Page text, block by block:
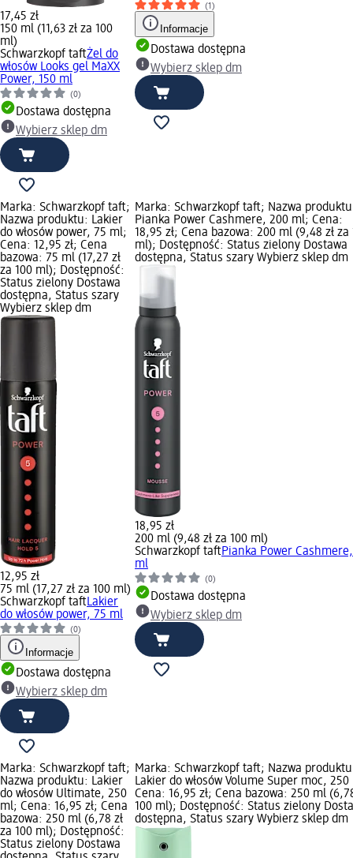
17,45 zł
150 ml (11,63 zł za 100
ml)
Schwarzkopf taftŻel do
włosów Looks gel MaXX
Power, 150 ml
(0)
Dostawa dostępna
Wybierz sklep dm
(1)
Informacje
Dostawa dostępna
Wybierz sklep dm
Marka: Schwarzkopf taft;
Nazwa produktu: Lakier
do włosów power, 75 ml;
Cena: 12,95 zł; Cena
bazowa: 75 ml (17,27 zł
za 100 ml); Dostępność:
Status zielony Dostawa
dostępna, Status szary
Wybierz sklep dm
12,95 zł
75 ml (17,27 zł za 100 ml)
Schwarzkopf taftLakier
do włosów power, 75 ml
(0)
Informacje
Dostawa dostępna
Wybierz sklep dm
Marka: Schwarzkopf taft; Nazwa
Pianka Power Cashmere, 200 ml; Cena:
18,95 zł; Cena bazowa: 200 ml (9,48 zł za
ml); Dostępność: Status zielony Dostawa
dostępna, Status szary Wybierz sklep dm
18,95 zł
200 ml (9,48 zł za 100 ml)
Schwarzkopf taftPianka Power
ml
(0)
Dostawa dostępna
Wybierz sklep dm
Marka: Schwarzkopf taft;
Nazwa produktu: Lakier
do włosów Ultimate, 250
ml; Cena: 16,95 zł; Cena
bazowa: 250 ml (6,78 zł
za 100 ml); Dostępność:
Status zielony Dostawa
Marka: Schwarzkopf taft; Nazwa
Lakier do włosów Volume Super moc,
Cena: 16,95 zł; Cena bazowa: 250 ml
100 ml); Dostępność: Status zielony
dostępna, Status szary Wybierz sklep dm